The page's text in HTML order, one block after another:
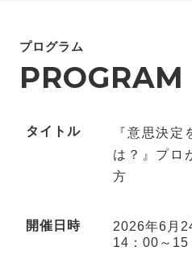
プログラム
PROGRAM
タイトル
『意思決
は？』プロ
方
開催日時
2026年6月
14：00～15